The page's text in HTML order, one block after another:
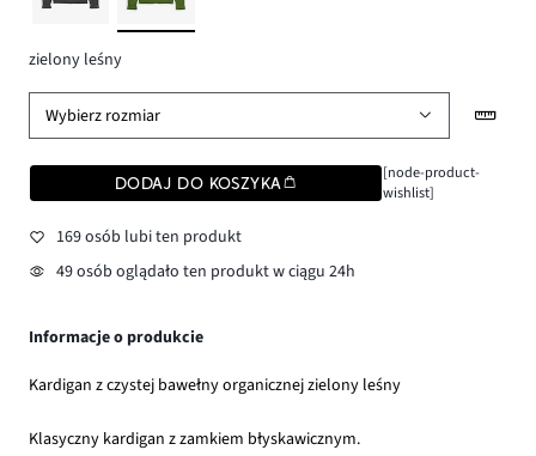
zielony leśny
Wybierz rozmiar
DODAJ DO KOSZYKA
[node-product-
wishlist]
169 osób lubi ten produkt
49 osób oglądało ten produkt w ciągu 24h
Informacje o produkcie
Kardigan z czystej bawełny organicznej zielony leśny
Klasyczny kardigan z zamkiem błyskawicznym.